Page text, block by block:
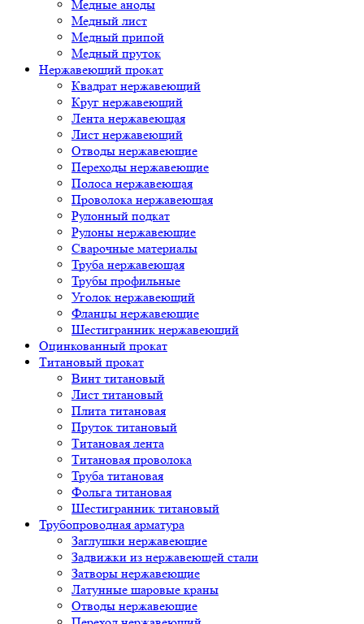
Медные аноды
Медный лист
Медный припой
Медный пруток
Нержавеющий прокат
Квадрат нержавеющий
Круг нержавеющий
Лента нержавеющая
Лист нержавеющий
Отводы нержавеющие
Переходы нержавеющие
Полоса нержавеющая
Проволока нержавеющая
Рулонный подкат
Рулоны нержавеющие
Сварочные материалы
Труба нержавеющая
Трубы профильные
Уголок нержавеющий
Фланцы нержавеющие
Шестигранник нержавеющий
Оцинкованный прокат
Титановый прокат
Винт титановый
Лист титановый
Плита титановая
Пруток титановый
Титановая лента
Титановая проволока
Труба титановая
Фольга титановая
Шестигранник титановый
Трубопроводная арматура
Заглушки нержавеющие
Задвижки из нержавеющей стали
Затворы нержавеющие
Латунные шаровые краны
Отводы нержавеющие